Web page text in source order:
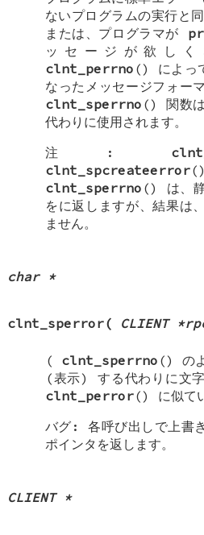
ないプログラムの実行と
または、プログラマが
ッセージが欲し
clnt_perrno () によっ
なったメッセージフォー
clnt_sperrno () 関数
代わりに使用されます。
注:
clnt_spcreateerror
clnt_sperrno () は、静
をに返しますが、結果は
ません。
char *
clnt_sperror( CLIENT
( clnt_sperrno () の
(表示) する代わりに文字
clnt_perror() に似てい
バグ: 各呼び出しで上書
ポインタを返します。
CLIENT *